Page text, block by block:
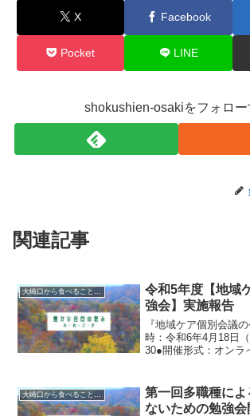
X Facebook
Pocket LINE
shokushien-osakiをフォロー
関連記事
令和5年度【地域
強会】実施報告
『地域ケア個別会議
時：令和6年4月18日
30●開催形式：オンラ
課 地域共生社会担
氏 ②地域ケ...
大崎口から食べることを支援する会
第一回多職種に
ないための勉強